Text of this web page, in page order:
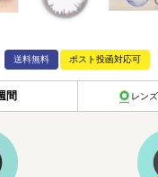
送料無料 ポスト投函対応可
間 レン